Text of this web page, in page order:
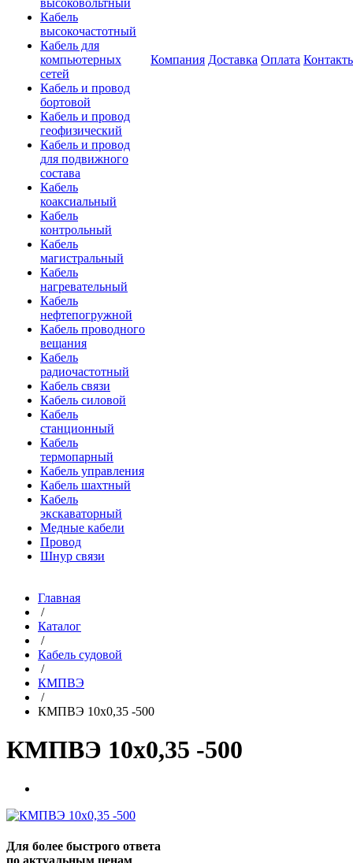
высоковольтный
Кабель
высокочастотный
Кабель для
компьютерных
сетей
Кабель и провод
бортовой
Кабель и провод
геофизический
Кабель и провод
для подвижного
состава
Кабель
коаксиальный
Кабель
контрольный
Кабель
магистральный
Кабель
нагревательный
Кабель
нефтепогружной
Кабель проводного
вещания
Кабель
радиочастотный
Кабель связи
Кабель силовой
Кабель
станционный
Кабель
термопарный
Кабель управления
Кабель шахтный
Кабель
экскаваторный
Медные кабели
Провод
Шнур связи
Компания Доставка Оплата
Главная
/
Каталог
/
Кабель судовой
/
КМПВЭ
/
КМПВЭ 10х0,35 -500
КМПВЭ 10х0,35 -500
Для более быстрого ответа